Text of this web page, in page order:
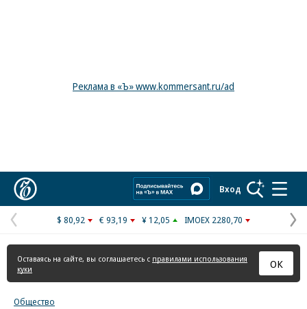
Реклама в «Ъ» www.kommersant.ru/ad
Вход
Предыдущая
страница
$ 80,92 € 93,19 ¥ 12,05 IMOEX 2280,70
Оставаясь на сайте, вы соглашаетесь с правилами использования
куки
ОК
Общество